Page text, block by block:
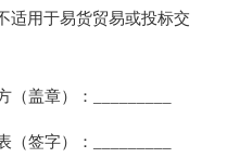
适用于易货贸易或投标交
盖章）：_________
签字）：_________